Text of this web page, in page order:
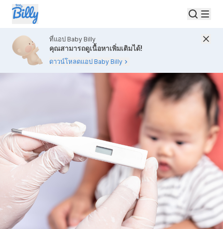
ที่แอป Baby Billy
คุณสามารถดูเนื้อหาเพิ่มเติมได้!
ดาวน์โหลดแอป Baby Billy